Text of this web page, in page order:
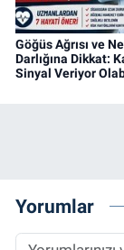
Göğüs Ağrısı ve
Darlığına Dikkat:
Sinyal Veriyor
Yorumlar